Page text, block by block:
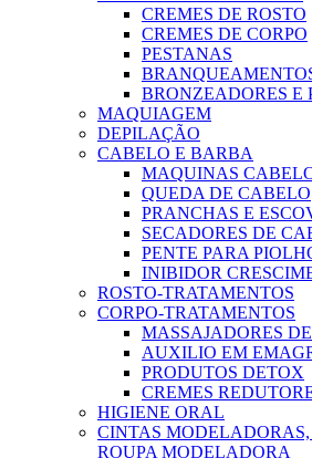
CREMES DE ROSTO
CREMES DE CORPO
PESTANAS
BRONZEADORES E
MAQUIAGEM
DEPILAÇÃO
CABELO E BARBA
MAQUINAS
QUEDA DE CABELO
PRANCHAS E
SECADORES DE
PENTE PARA
INIBIDOR
ROSTO-TRATAMENTOS
CORPO-TRATAMENTOS
MASSAJADORES
AUXILIO EM
PRODUTOS DETOX
CREMES
HIGIENE ORAL
CINTAS
ROUPA MODELADORA